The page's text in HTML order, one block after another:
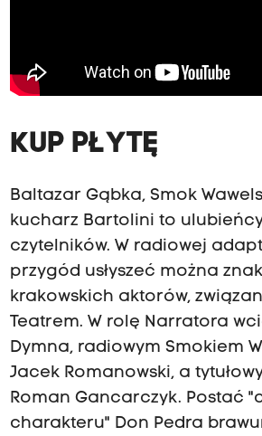
KUP PŁYTĘ
Baltazar Gąbka, Smok
kucharz Bartolini to
czytelników. W radiowej
przygód usłyszeć można
krakowskich aktorów,
Teatrem. W rolę Narratora
Dymna, radiowym Smokiem
Jacek Romanowski, a
Roman Gancarczyk. Postać
charakteru" Don Pedra